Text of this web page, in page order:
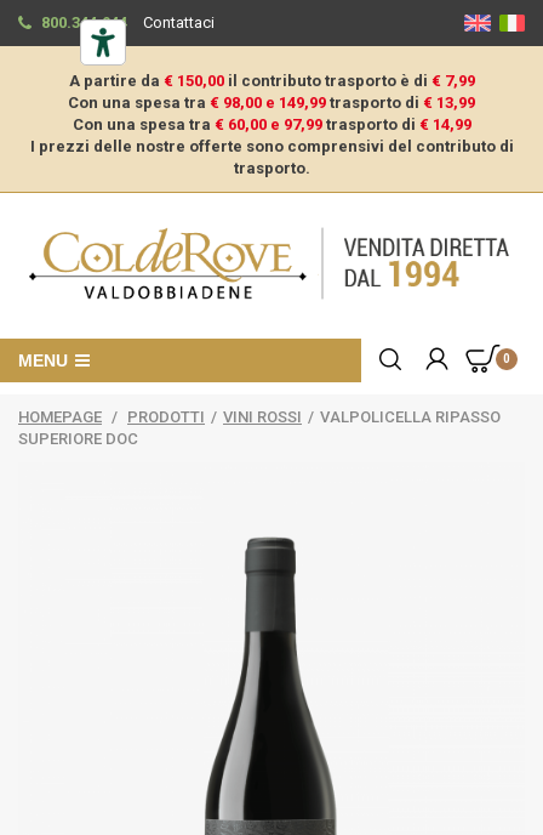
800.344.944 Contattaci
A partire da € 150,00il contributo trasporto è di € 7,99
Con una spesa tra € 98,00 e 149,99 trasporto di € 13,99
Con una spesa tra € 60,00 e 97,99trasporto di € 14,99
I prezzi delle nostre offerte sono comprensivi del contributo di
trasporto.
0
MENU
HOMEPAGE / PRODOTTI / VINI ROSSI / VALPOLICELLA RIPASSO
SUPERIORE DOC